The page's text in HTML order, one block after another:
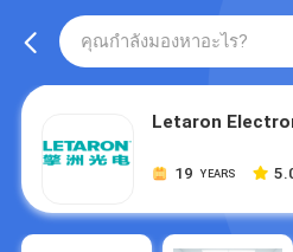
Letaron
19 YEARS